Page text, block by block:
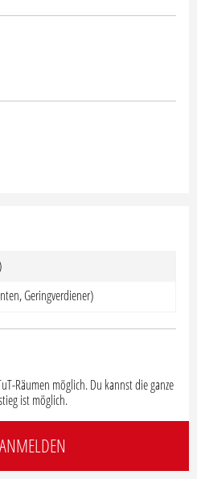
Geringverdiener)
Räumen möglich. Du kannst die ganze
ist möglich.